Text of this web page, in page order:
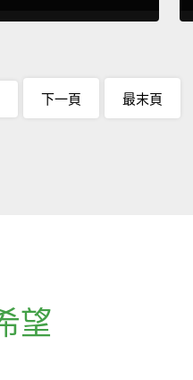
下一頁 最末頁
望